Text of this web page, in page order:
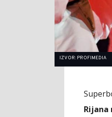
IZVOR: PROFIMEDIA
Rijana